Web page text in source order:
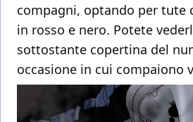
compagni, optando per tute
in rosso e nero. Potete
sottostante copertina del
occasione in cui compaiono